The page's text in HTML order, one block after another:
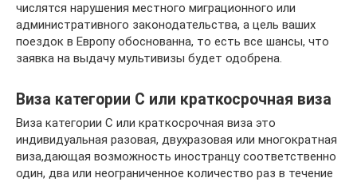
числятся нарушения местного миграционного или
административного законодательства, а цель ваших
поездок в Европу обоснованна, то есть все шансы, что
заявка на выдачу мультивизы будет одобрена.
Виза категории С или краткосрочная виза
Виза категории С или краткосрочная виза это
индивидуальная разовая, двухразовая или многократная
виза,дающая возможность иностранцу соответственно
один, два или неограниченное количество раз в течение